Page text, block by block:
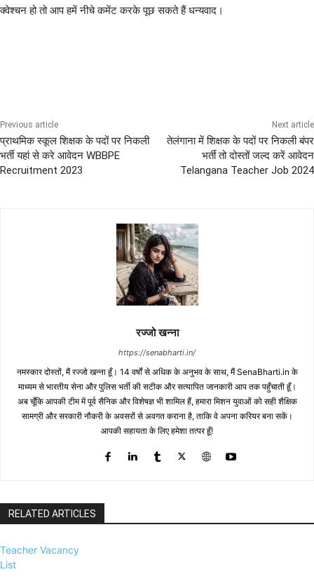
क्वेश्चन हो तो आप हमें नीचे कमेंट करके पूछ सकते हैं धन्यवाद।
Previous article
प्राथमिक स्कूल शिक्षक के पदों पर निकली
भर्ती यहां से करे आवेदन WBBPE
Recruitment 2023
Next article
तेलंगाना में शिक्षक के पदों पर निकली बंपर
भर्ती तो दोस्तों जल्द करें आवेदन
Telangana Teacher Job 2024
रज्जो खन्ना
https://senabharti.in/
नमस्कार दोस्तों, मैं रज्जो खन्ना हूँ। 14 वर्षों से अधिक के अनुभव के साथ, मैं SenaBharti.in के
माध्यम से भारतीय सेना और पुलिस भर्ती की सटीक और सत्यापित जानकारी आप तक पहुँचाती हूँ।
अब चूँकि आपकी टीम में पूर्व सैनिक और विशेषज्ञ भी शामिल हैं, हमारा मिशन युवाओं को सही शैक्षिक
सामग्री और सरकारी नौकरी के अवसरों से अवगत कराना है, ताकि वे अपना करियर बना सकें।
आपकी सहायता के लिए हमेशा तत्पर हूँ!
RELATED ARTICLES
Teacher Vacancy
List